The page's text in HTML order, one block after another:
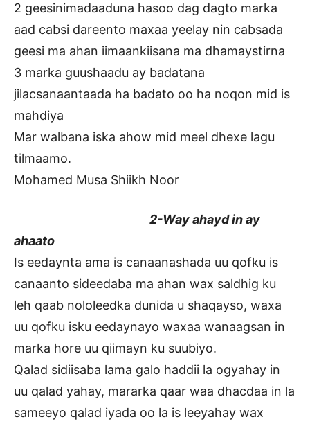
2 geesinimadaaduna hasoo dag dagto marka
aad cabsi dareento maxaa yeelay nin cabsada
geesi ma ahan iimaankiisana ma dhamaystirna
3 marka guushaadu ay badatana
jilacsanaantaada ha badato oo ha noqon mid is
mahdiya
Mar walbana iska ahow mid meel dhexe lagu
tilmaamo.
Mohamed Musa Shiikh Noor
2-Way ahayd in ay
ahaato
Is eedaynta ama is canaanashada uu qofku is
canaanto sideedaba ma ahan wax saldhig ku
leh qaab nololeedka dunida u shaqayso, waxa
uu qofku isku eedaynayo waxaa wanaagsan in
marka hore uu qiimayn ku suubiyo.
Qalad sidiisaba lama galo haddii la ogyahay in
uu qalad yahay, mararka qaar waa dhacdaa in la
sameeyo qalad iyada oo la is leeyahay wax